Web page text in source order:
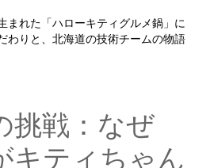
まれた「ハローキティグルメ鍋」に
わりと、北海道の技術チームの物語
挑戦：なぜ
キティちゃん